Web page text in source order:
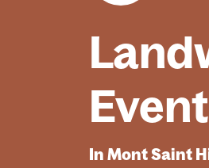
In Mont Saint